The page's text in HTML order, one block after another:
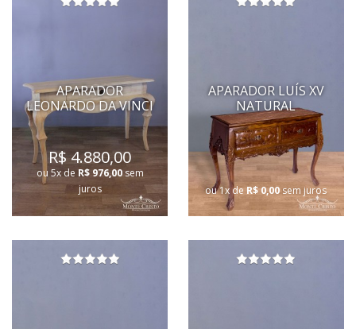
APARADOR
LEONARDO DA VINCI
R$ 4.880,00
ou 5x de R$ 976,00sem
juros
APARADOR LUÍS XV
NATURAL
ou 1x de R$ 0,00 sem juros